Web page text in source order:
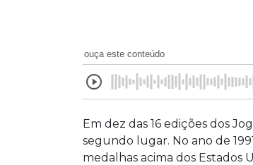
ouça este conteúdo
Em dez das 16 edições dos
segundo lugar. No ano de
medalhas acima dos Estados